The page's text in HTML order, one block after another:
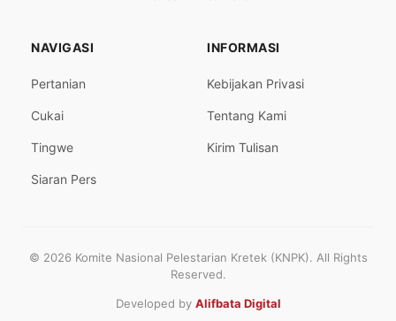
NAVIGASI
Pertanian
Cukai
Tingwe
Siaran Pers
INFORMASI
Kebijakan Privasi
Tentang Kami
Kirim Tulisan
© 2026 Komite Nasional Pelestarian Kretek (KNPK). All Rights
Reserved.
Developed by Alifbata Digital